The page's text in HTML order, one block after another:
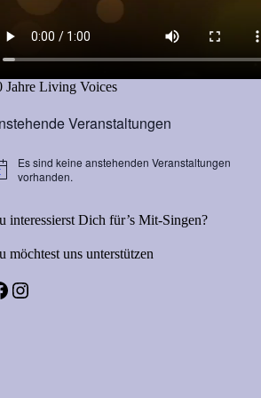
Jahre Living Voices
Veranstaltungen
Es sind keine anstehenden Veranstaltungen
vorhanden.
interessierst Dich für’s Mit-Singen?
möchtest uns unterstützen
Instagram